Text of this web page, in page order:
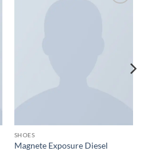
SHOES
Magnete Exposure Diesel